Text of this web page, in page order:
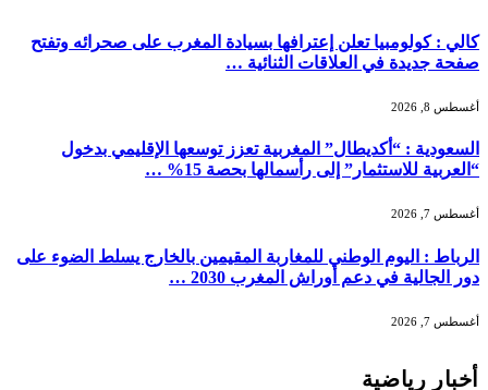
كالي : كولومبيا تعلن إعترافها بسيادة المغرب على صحرائه وتفتح
صفحة جديدة في العلاقات الثنائية …
أغسطس 8, 2026
السعودية : “أكديطال” المغربية تعزز توسعها الإقليمي بدخول
“العربية للاستثمار” إلى رأسمالها بحصة 15% …
أغسطس 7, 2026
الرباط : اليوم الوطني للمغاربة المقيمين بالخارج يسلط الضوء على
دور الجالية في دعم أوراش المغرب 2030 …
أغسطس 7, 2026
أخبار رياضية